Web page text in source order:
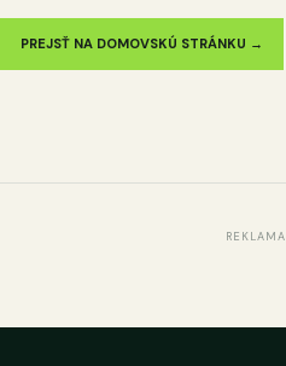
PREJSŤ NA DOMOVSKÚ STRÁNKU →
REKLAMA